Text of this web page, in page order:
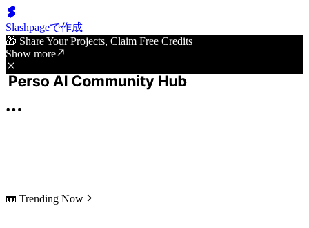
Slashpageで作成
🎁 Share Your Projects, Claim Free Credits
Show more
📼 Trending Now